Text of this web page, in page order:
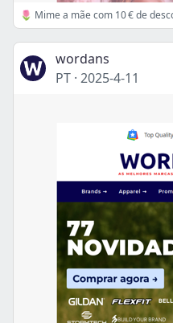
🌷 Mime a mãe com 10 € de
wordans
PT · 2025-4-11